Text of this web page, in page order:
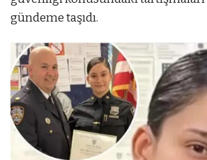
gündeme taşıdı.